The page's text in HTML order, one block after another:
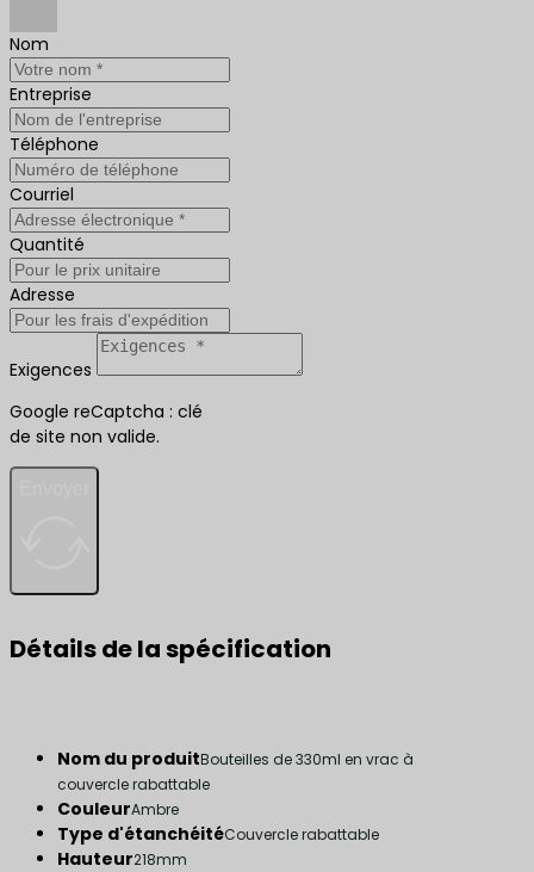
Nom
Entreprise
Téléphone
Courriel
Quantité
Adresse
Exigences
Google reCaptcha : clé
de site non valide.
Détails de la spécification
Nom du produitBouteilles de 330ml en vrac à
couvercle rabattable
CouleurAmbre
Type d'étanchéitéCouvercle rabattable
Hauteur218mm